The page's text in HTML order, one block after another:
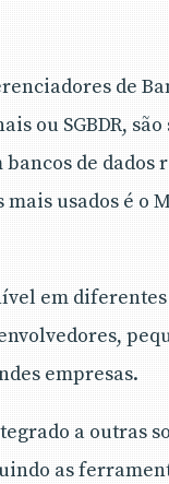
de
ou SGBDR,
de dados
mais usados é o
em
empresas.
a outras
as